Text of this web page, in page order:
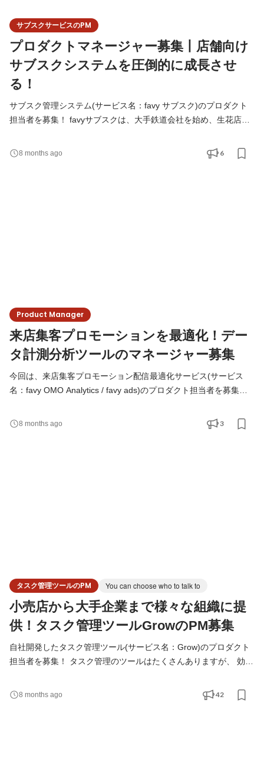
サブスクサービスのPM
プロダクトマネージャー募集丨店舗向け
サブスクシステムを圧倒的に成長させ
る！
サブスク管理システム(サービス名：favy サブスク)のプロダクト
担当者を募集！ favyサブスクは、大手鉄道会社を始め、生花店な
ードバックをいただき、改善を続けています。 この改善スピード
8 months ago 6
Product Manager
来店集客プロモーションを最適化！デー
タ計測分析ツールのマネージャー募集
今回は、来店集客プロモーション配信最適化サービス(サービス
名：favy OMO Analytics / favy ads)のプロダクト担当者を募集！
値を上げたり、 来店数・売上アップになる施策をデータから考え
たり。 適切なタイミングで広告を出したりしたい！！！ ただ、手
8 months ago 3
タスク管理ツールのPM You can choose who to talk to
小売店から大手企業まで様々な組織に提
供！タスク管理ツールGrowのPM募集
自社開発したタスク管理ツール(サービス名：Grow)のプロダクト
担当者を募集！ タスク管理のツールはたくさんありますが、 効率
共有できる タスク管理をツールとセットで、運用方法まで提案し
8 months ago 42